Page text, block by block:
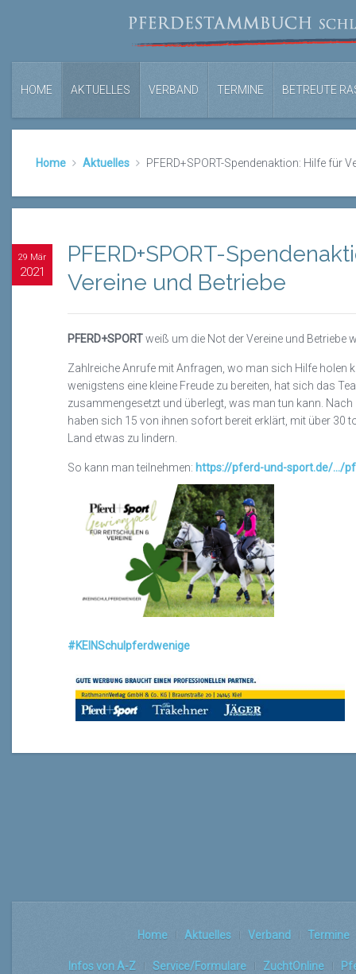
HOME AKTUELLES VERBAND TERMINE BETREUTE
Home Aktuelles PFERD+SPORT-Spendenaktion: Hilfe für
29 Mär
2021
PFERD+SPORT-
Vereine und Betriebe
PFERD+SPORTweiß um die Not der Vereine und Betriebe
Zahlreiche Anrufe mit Anfragen, wo man sich Hilfe holen
wenigstens eine kleine Freude zu bereiten, hat sich das
zusammengesetzt und überlegt, was man tun kann.
haben sich 15 von ihnen sofort bereit erklärt, mit über 30
Land etwas zu lindern.
So kann man teilnehmen: https://pferd-und-sport.de/.../
#KEINSchulpferdwenige
Home Aktuelles Verband Termine
Infos von A-Z Service/Formulare ZuchtOnline